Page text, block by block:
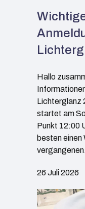
Hallo
Lichterglanz
startet am
Punkt 12:00
besten einen
26 Juli 2026